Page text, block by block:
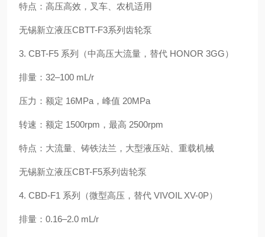
特点：高压高效，叉车、农机适用
无锡新立液压CBTT-F3系列齿轮泵
3. CBT-F5 系列（中高压大流量，替代 HONOR 3GG）
排量：32–100 mL/r
压力：额定 16MPa，峰值 20MPa
转速：额定 1500rpm，最高 2500rpm
特点：大流量、铸铁法兰，大型液压站、重载机械
无锡新立液压CBT-F5系列齿轮泵
4. CBD-F1 系列（微型高压，替代 VIVOIL XV-0P）
排量：0.16–2.0 mL/r